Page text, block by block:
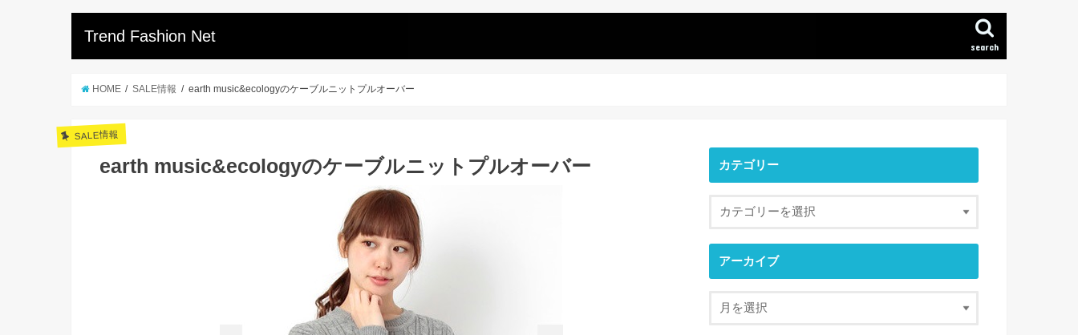
Trend Fashion Net
search
HOME SALE情報 earth music&ecologyのケーブルニットプルオーバー
SALE情報
earth music&ecologyのケーブルニットプルオーバー カテゴリー
アーカイブ